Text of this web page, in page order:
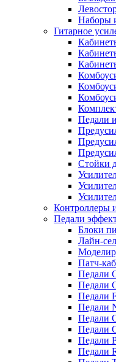
Наборы
Гитарное
Педали
Стойки
Контроллеры
Педали
Блоки
Лайн-
Патч-
Педали
Педали
Педали
Педали
Педали
Педали
Педали
Педали